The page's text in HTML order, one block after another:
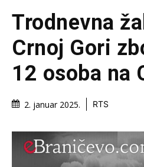
Trodnevna
Crnoj Gori
12 osoba na
2. januar 2025. RTS